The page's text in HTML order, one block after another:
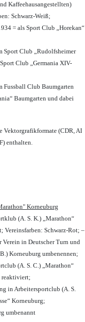
Kaffeehausangestellten)
Schwarz-Weiß;
= als Sport Club „Horekan“
Sport Club „Rudolfsheimer
Club „Germania XIV-
Fussball Club Baumgarten
Baumgarten und dabei
Vektorgrafikformate (CDR, AI
enthalten.
Korneuburg
(A. S. K.) „Marathon“
Vereinsfarben: Schwarz-Rot; –
Verein in Deutscher Turn und
Korneuburg umbenennen;
(A. S. C.) „Marathon“
reaktiviert;
in Arbeitersportclub (A. S.
Korneuburg;
umbenannt